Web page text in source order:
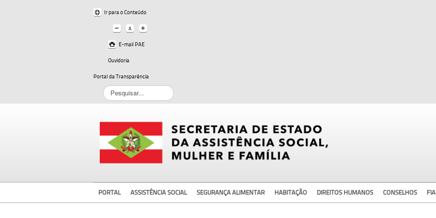
Ir para o Conteúdo
E-mail PAE
Ouvidoria
Portal da Transparência
Pesquisar...
PORTAL ASSISTÊNCIA SOCIAL SEGURANÇA ALIMENTAR HABITAÇÃO DIREITOS HUMANOS CONSELHOS FIA